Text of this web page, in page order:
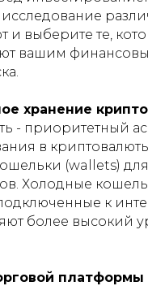
и выберите те,
вашим
хранение
- приоритетный
в
(wallets)
Холодные
к
более высокий
платформы